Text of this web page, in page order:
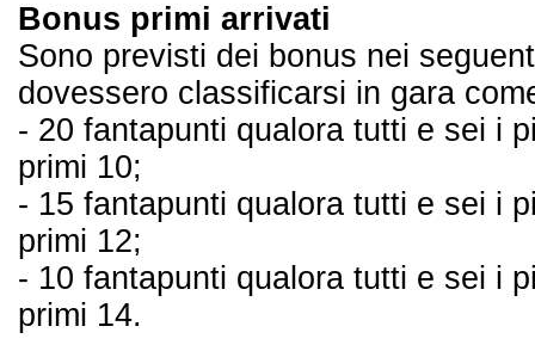
Bonus primi arrivati
Sono previsti dei bonus nei
dovessero classificarsi in gara
- 20 fantapunti qualora tutti e sei i
primi 10;
- 15 fantapunti qualora tutti e sei i
primi 12;
- 10 fantapunti qualora tutti e sei i
primi 14.